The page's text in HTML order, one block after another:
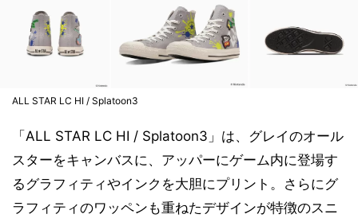
ALL STAR LC HI / Splatoon3
「ALL STAR LC HI / Splatoon3」は、グレイのオール
スターをキャンバスに、アッパーにゲーム内に登場す
るグラフィティやインクを大胆にプリント。さらにグ
ラフィティのワッペンも重ねたデザインが特徴のスニ